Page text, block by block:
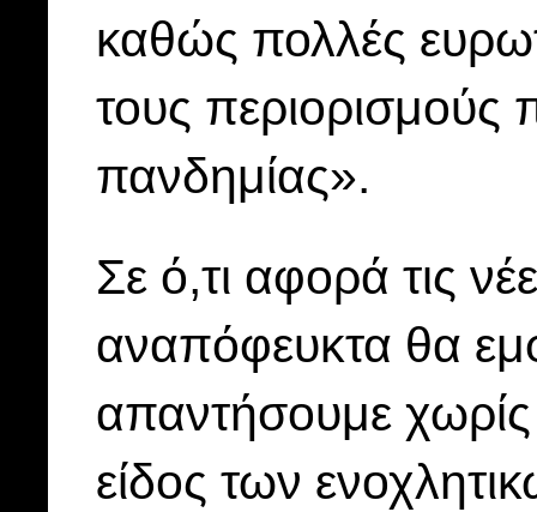
καθώς πολλές
τους περιορισμούς
πανδημίας».
Σε ό,τι αφορά τις
αναπόφευκτα θα
απαντήσουμε
είδος των